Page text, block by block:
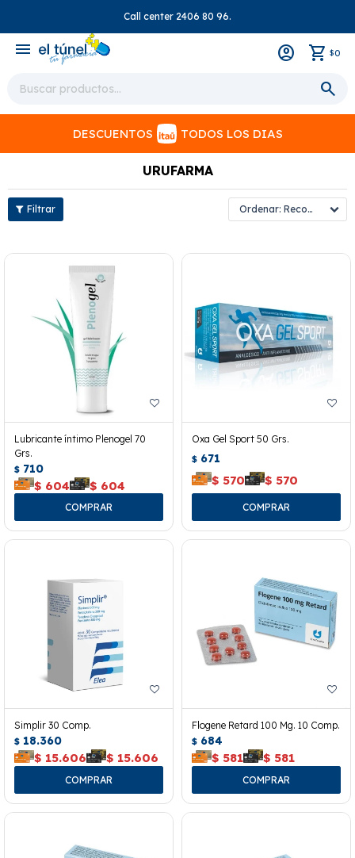
Call center 2406 80 96.
menu $0
DESCUENTOS TODOS LOS DIAS
URUFARMA
Recomendados
Lubricante íntimo Plenogel 70
Grs.
$ 710
$ 604 $ 604
Oxa Gel Sport 50 Grs.
$ 671
$ 570 $ 570
Simplir 30 Comp.
$ 18.360
$ 15.606 $ 15.606
Flogene Retard 100 Mg. 10 Comp.
$ 684
$ 581 $ 581
close